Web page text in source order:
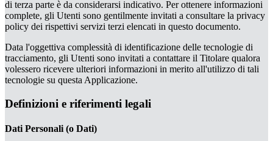
di terza parte è da considerarsi indicativo. Per ottenere informazioni
complete, gli Utenti sono gentilmente invitati a consultare la privacy
policy dei rispettivi servizi terzi elencati in questo documento.
Data l'oggettiva complessità di identificazione delle tecnologie di
tracciamento, gli Utenti sono invitati a contattare il Titolare qualora
volessero ricevere ulteriori informazioni in merito all'utilizzo di tali
tecnologie su questa Applicazione.
Definizioni e riferimenti legali
Dati Personali (o Dati)